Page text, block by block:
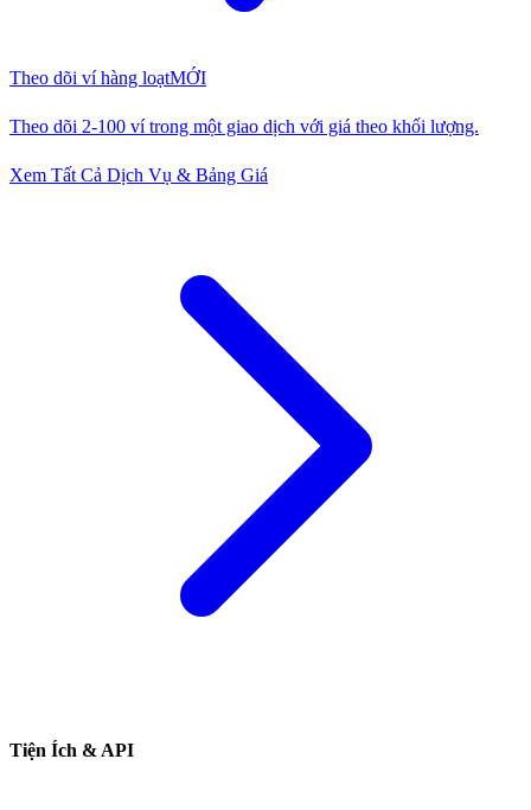
Theo dõi ví hàng loạtMỚI
Theo dõi 2-100 ví trong một giao dịch với giá theo khối lượng.
Xem Tất Cả Dịch Vụ & Bảng Giá
Tiện Ích & API